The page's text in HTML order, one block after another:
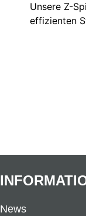
Unsere Z-
effizienten
News